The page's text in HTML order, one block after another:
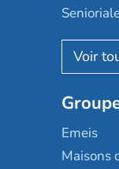
Nohée
Les
Mobicap
Domusvi
Happy
Emeis
Maisons